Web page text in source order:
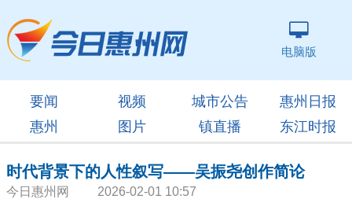
电脑版
要闻 视频 城市公告
惠州日报
惠州
图片 镇直播 东江时报
时代背景下的人性叙写——吴振尧创作简论
今日惠州网 2026-02-01 10:57